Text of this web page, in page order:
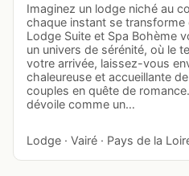
Imaginez un lodge niché au
chaque instant se transforme
Lodge Suite et Spa Bohème
un univers de sérénité, où le
votre arrivée, laissez-vous
chaleureuse et accueillante
couples en quête de
dévoile comme un…
Lodge · Vairé · Pays de la